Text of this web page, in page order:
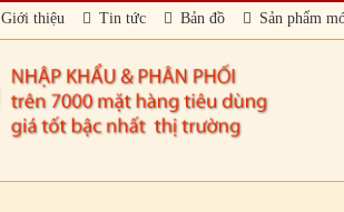
Giới thiệu Tin tức Bản đồ Sản phẩm